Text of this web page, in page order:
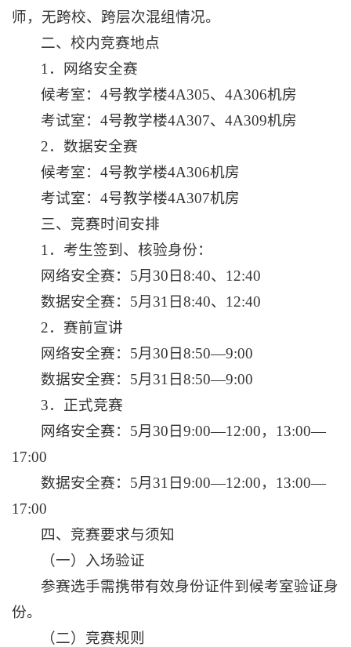
师，无跨校、跨层次混组情况。
二、校内竞赛地点
1．网络安全赛
候考室：4号教学楼4A305、4A306机房
考试室：4号教学楼4A307、4A309机房
2．数据安全赛
候考室：4号教学楼4A306机房
考试室：4号教学楼4A307机房
三、竞赛时间安排
1．考生签到、核验身份：
网络安全赛：5月30日8:40、12:40
数据安全赛：5月31日8:40、12:40
2．赛前宣讲
网络安全赛：5月30日8:50—9:00
数据安全赛：5月31日8:50—9:00
3．正式竞赛
网络安全赛：5月30日9:00—12:00，13:00—
17:00
数据安全赛：5月31日9:00—12:00，13:00—
17:00
四、竞赛要求与须知
（一）入场验证
参赛选手需携带有效身份证件到候考室验证身
份。
（二）竞赛规则